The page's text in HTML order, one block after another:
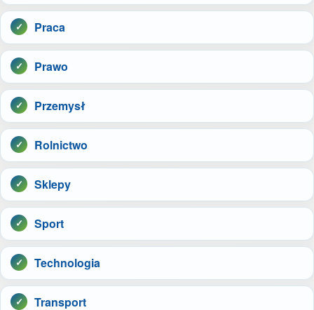
Praca
Prawo
Przemysł
Rolnictwo
Sklepy
Sport
Technologia
Transport